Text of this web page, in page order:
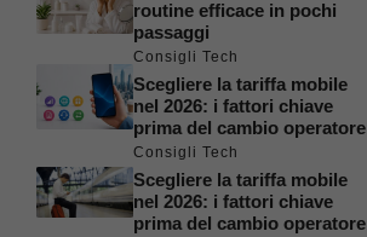
routine efficace in pochi
passaggi
Consigli Tech
Scegliere la tariffa mobile
nel 2026: i fattori chiave
prima del cambio operatore
Consigli Tech
Scegliere la tariffa mobile
nel 2026: i fattori chiave
prima del cambio operatore